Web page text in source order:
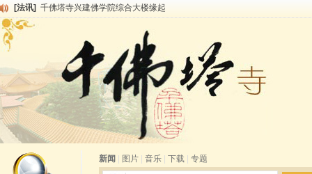
[法讯] 千佛塔寺兴建佛学院综合大楼缘起
[法讯]
千佛塔寺阅藏堂周末阅藏报名通知
清明节祭祖报恩地藏法会
[法讯]
本寺方丈上明下慧尼和尚开讲《六祖坛经》
[法讯] 2015-3-26师父于法堂对大众的开示
[法讯]
广东千佛塔寺云门佛学院女众部 2016年招生简章
[法讯]
恭请海涛法师莅临千佛塔寺弘法
[法讯]
2014年七月大法会 祈福息灾地藏七 冥阳两利普渡群蒙盂兰盆
[法讯] 千佛塔寺云门佛学院女众部2014年招生简章
新闻
图片 音乐 下载 专题